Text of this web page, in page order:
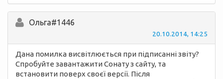
Ольга#1446
20.10.2014, 14:25
Дана помилка висвітлюється при підписанні звіту?
Спробуйте завантажити Сонату з сайту, та
встановити поверх своєї версії. Після